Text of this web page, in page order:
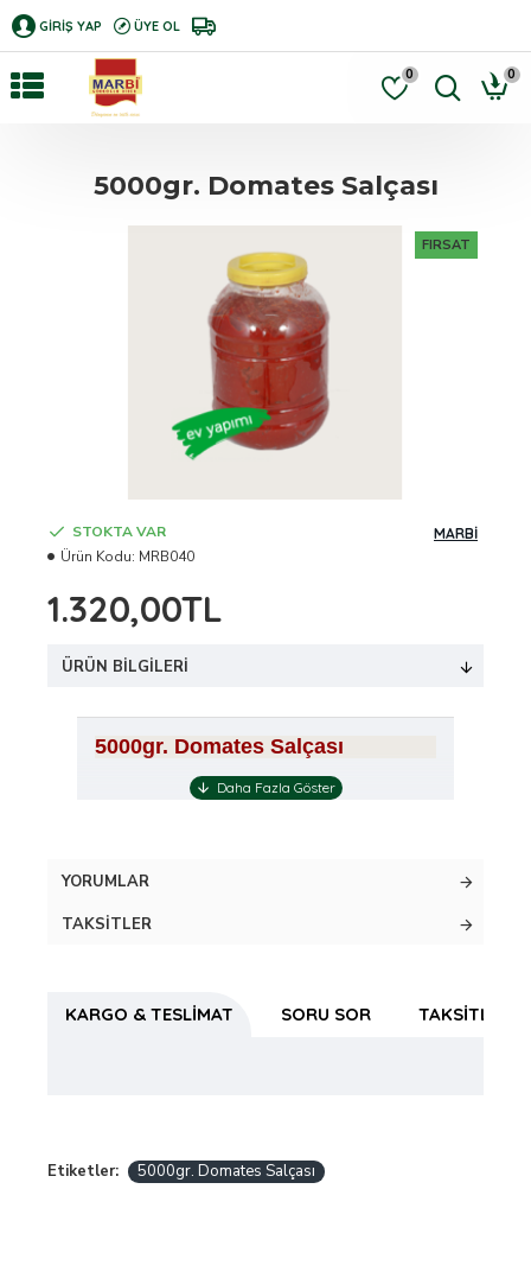
GIRIŞ YAP ÜYE OL
0 0
5000gr. Domates Salçası
FIRSAT
1.320,00TL
STOKTA VAR
Ürün Kodu: MRB040
MARBİ
ÜRÜN BILGILERI
5000gr. Domates Salçası
YORUMLAR
TAKSITLER
KARGO & TESLIMAT SORU SOR TAKSITLER
Etiketler: 5000gr. Domates Salçası